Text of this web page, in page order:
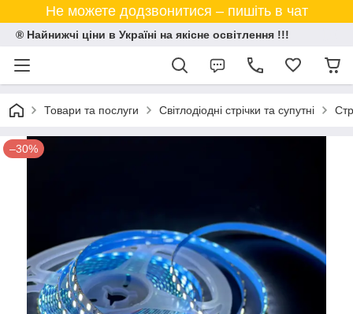
Не можете додзвонитися – пишіть в чат
® Найнижчі ціни в Україні на якісне освітлення !!!
Товари та послуги Світлодіодні стрічки та супутні
–30%